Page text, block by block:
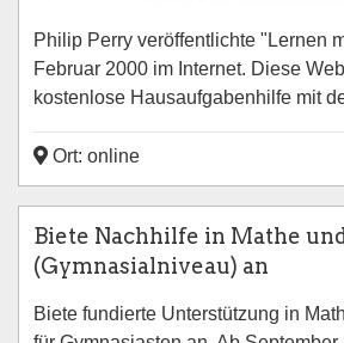
Philip Perry veröffentlichte "Lernen
Februar 2000 im Internet. Diese
kostenlose Hausaufgabenhilfe mit
Ort: online
Biete Nachhilfe in Mathe
(Gymnasialniveau) an
Biete fundierte Unterstützung in